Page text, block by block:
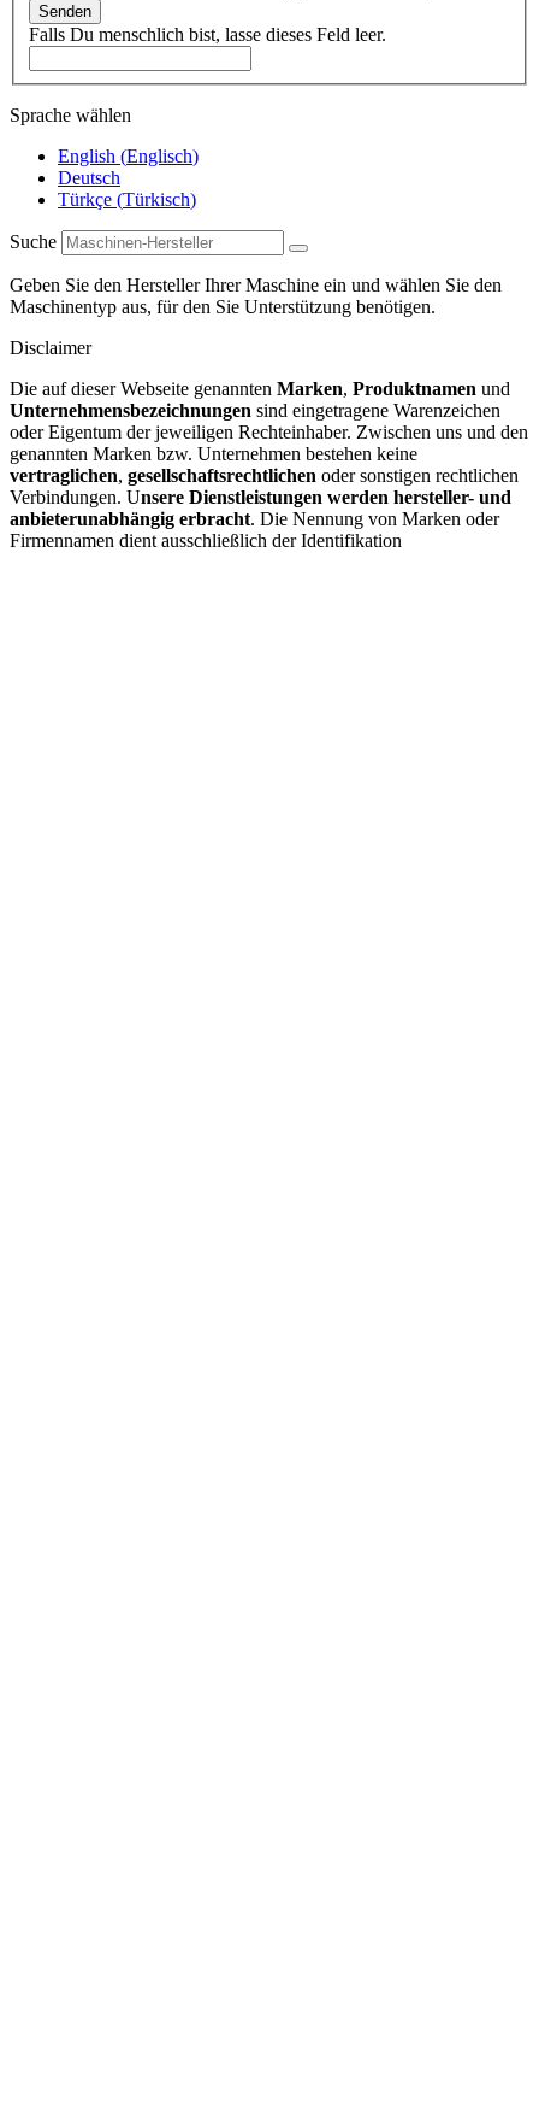
Senden
Falls Du menschlich bist, lasse dieses Feld leer.
Sprache wählen
English (Englisch)
Deutsch
Türkçe (Türkisch)
Suche
Geben Sie den Hersteller Ihrer Maschine ein und wählen Sie den
Maschinentyp aus, für den Sie Unterstützung benötigen.
Disclaimer
Die auf dieser Webseite genannten Marken, Produktnamen und
Unternehmensbezeichnungen sind eingetragene Warenzeichen
oder Eigentum der jeweiligen Rechteinhaber. Zwischen uns und den
genannten Marken bzw. Unternehmen bestehen keine
vertraglichen, gesellschaftsrechtlichen oder sonstigen rechtlichen
Verbindungen. Unsere Dienstleistungen werden hersteller- und
anbieterunabhängig erbracht. Die Nennung von Marken oder
Firmennamen dient ausschließlich der Identifikation